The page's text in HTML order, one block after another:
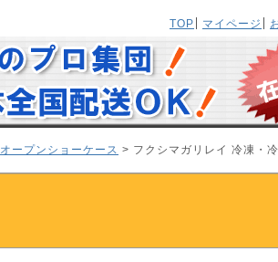
TOP
マイページ
オープンショーケース > フクシマガリレイ 冷凍・